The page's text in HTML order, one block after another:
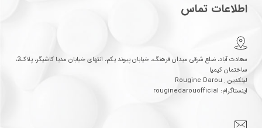
اطلاعات تماس
سعادت آباد، ضلع شرقی میدان فرهنگ، خیابان پیوند یکم، انتهای خیابان مدیا کاشیگر، پلاک2،
ساختمان کیمیا
لینکدین : Rougine Darou
اینستاگرام: rouginedarouofficial